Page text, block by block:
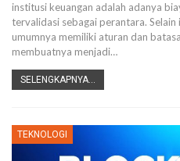
institusi keuangan adalah adanya
tervalidasi sebagai perantara.
umumnya memiliki aturan dan
membuatnya menjadi…
SELENGKAPNYA...
TEKNOLOGI